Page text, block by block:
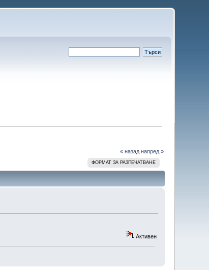
« назад напред »
ФОРМАТ ЗА РАЗПЕЧАТВАНЕ
Активен